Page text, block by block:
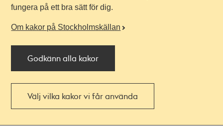
fungera på ett bra sätt för dig.
Om kakor på Stockholmskällan
Godkänn alla kakor
Välj vilka kakor vi får använda